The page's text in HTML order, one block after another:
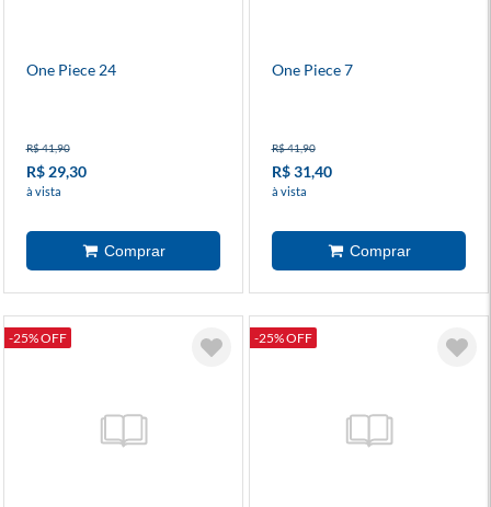
One Piece 24
R$ 41,90
R$ 29,30
à vista
One Piece 7
R$ 41,90
R$ 31,40
à vista
-25% OFF -25% OFF